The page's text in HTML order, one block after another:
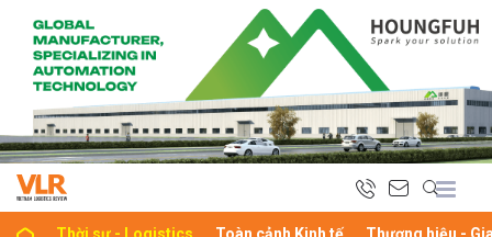
luận